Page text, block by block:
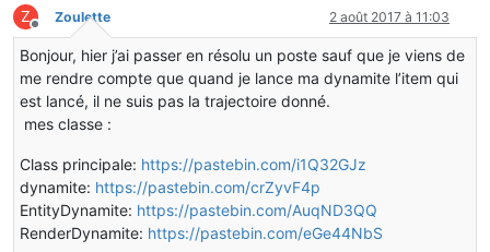
Z
Hors-ligne
Zoulette 2 août 2017 à 11:03
Bonjour, hier j’ai passer en résolu un poste sauf que je viens de
me rendre compte que quand je lance ma dynamite l’item qui
est lancé, il ne suis pas la trajectoire donné.
mes classe :
Class principale: https://pastebin.com/i1Q32GJz
dynamite: https://pastebin.com/crZyvF4p
EntityDynamite: https://pastebin.com/AuqND3QQ
RenderDynamite: https://pastebin.com/eGe44NbS